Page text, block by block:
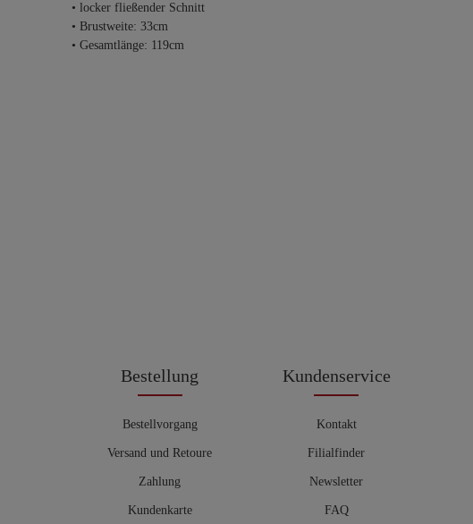
• locker fließender Schnitt
• Brustweite: 33cm
• Gesamtlänge: 119cm
Bestellung
Bestellvorgang
Versand und Retoure
Zahlung
Kundenkarte
Kundenservice
Kontakt
Filialfinder
Newsletter
FAQ